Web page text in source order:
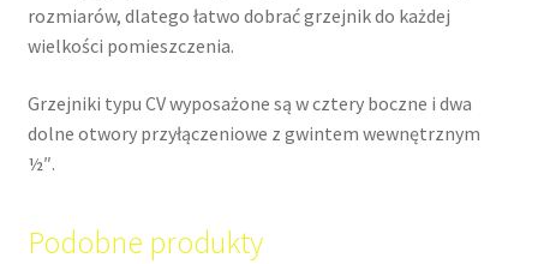
rozmiarów, dlatego łatwo dobrać grzejnik do każdej
wielkości pomieszczenia.
Grzejniki typu CV wyposażone są w cztery boczne i dwa
dolne otwory przyłączeniowe z gwintem wewnętrznym
½″.
Podobne produkty